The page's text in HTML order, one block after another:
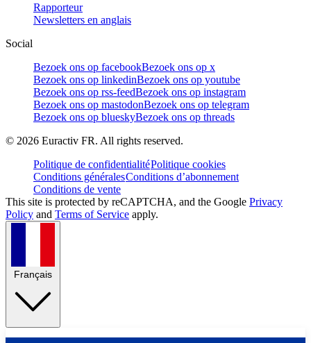
Rapporteur
Newsletters en anglais
Social
Bezoek ons op facebookBezoek ons op x
Bezoek ons op linkedinBezoek ons op youtube
Bezoek ons op rss-feedBezoek ons op instagram
Bezoek ons op mastodonBezoek ons op telegram
Bezoek ons op blueskyBezoek ons op threads
© 2026 Euractiv FR. All rights reserved.
Politique de confidentialitéPolitique cookies
Conditions généralesConditions d’abonnement
Conditions de vente
This site is protected by reCAPTCHA, and the Google Privacy
Policy and Terms of Service apply.
Français